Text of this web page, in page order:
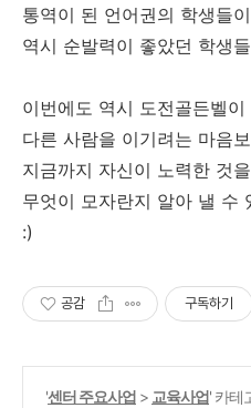
통역이 된 언어권의 학생들
역시 순발력이 좋았던 학생
이번에도 역시 도전골든벨이
다른 사람을 이기려는 마음
지금까지 자신이 노력한 것
무엇이 모자란지 알아 낼 수
:)
공감 구독하기
'센터 주요사업 > 교육사업' 카테